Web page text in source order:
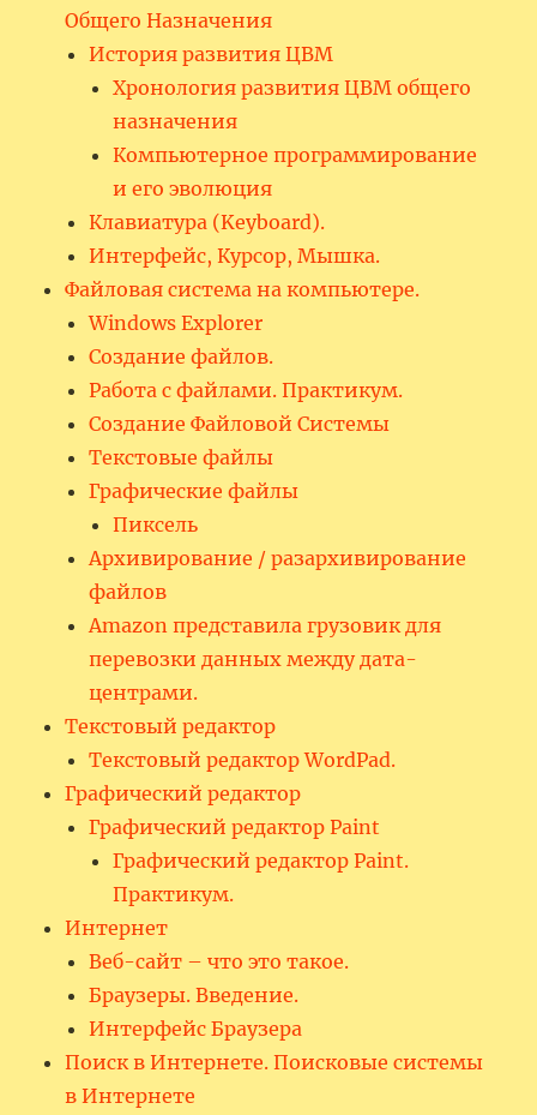
Общего Назначения
История развития ЦВМ
Хронология развития ЦВМ общего
назначения
Компьютерное программирование
и его эволюция
Клавиатура (Keyboard).
Интерфейс, Курсор, Мышка.
Файловая система на компьютере.
Windows Explorer
Создание файлов.
Работа с файлами. Практикум.
Создание Файловой Системы
Текстовые файлы
Графические файлы
Пиксель
Архивирование / разархивирование
файлов
Amazon представила грузовик для
перевозки данных между дата-
центрами.
Текстовый редактор
Текстовый редактор WordPad.
Графический редактор
Графический редактор Paint
Графический редактор Paint.
Практикум.
Интернет
Веб-сайт – что это такое.
Браузеры. Введение.
Интерфейс Браузера
Поиск в Интернете. Поисковые системы
в Интернете